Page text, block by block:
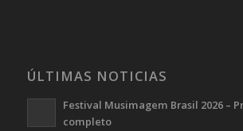
ÚLTIMAS NOTICIAS
Festival Musimagem Brasil 2026 –
completo